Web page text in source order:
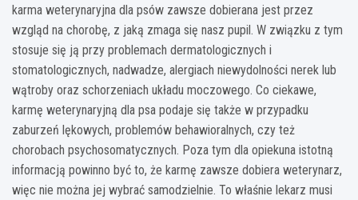
karma weterynaryjna dla psów zawsze dobierana jest przez
wzgląd na chorobę, z jaką zmaga się nasz pupil. W związku z tym
stosuje się ją przy problemach dermatologicznych i
stomatologicznych, nadwadze, alergiach niewydolności nerek lub
wątroby oraz schorzeniach układu moczowego. Co ciekawe,
karmę weterynaryjną dla psa podaje się także w przypadku
zaburzeń lękowych, problemów behawioralnych, czy też
chorobach psychosomatycznych. Poza tym dla opiekuna istotną
informacją powinno być to, że karmę zawsze dobiera weterynarz,
więc nie można jej wybrać samodzielnie. To właśnie lekarz musi